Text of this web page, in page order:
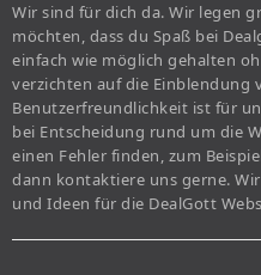
Wir sind für dich da. Wir legen
möchten, dass du Spaß bei
einfach wie möglich gehalten
verzichten auf die Einblendung
Benutzerfreundlichkeit ist für
bei Entscheidung rund um die
einen Fehler finden, zum
dann kontaktiere uns gerne.
und Ideen für die DealGott